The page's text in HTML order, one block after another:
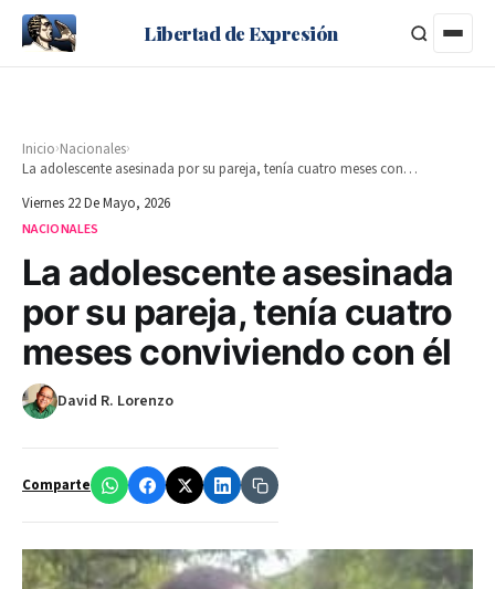
Libertad de Expresión
Inicio›Nacionales›
La adolescente asesinada por su pareja, tenía cuatro meses conviviendo con él
Viernes 22 De Mayo, 2026
NACIONALES
La adolescente asesinada
por su pareja, tenía cuatro
meses conviviendo con él
David R. Lorenzo
Comparte